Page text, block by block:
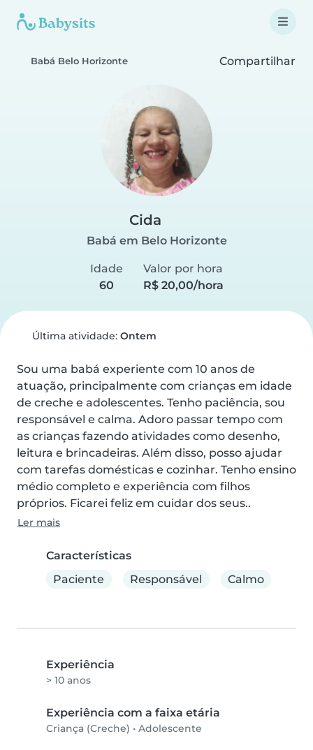
Babá Belo Horizonte Compartilhar
Cida
Babá em Belo Horizonte
Idade
60
Valor por hora
R$ 20,00/hora
Última atividade: Ontem
Sou uma babá experiente com 10 anos de
atuação, principalmente com crianças em idade
de creche e adolescentes. Tenho paciência, sou
responsável e calma. Adoro passar tempo com
as crianças fazendo atividades como desenho,
leitura e brincadeiras. Além disso, posso ajudar
com tarefas domésticas e cozinhar. Tenho ensino
médio completo e experiência com filhos
próprios. Ficarei feliz em cuidar dos seus..
Ler mais
Características
Paciente
Responsável Calmo
Experiência
> 10 anos
Experiência com a faixa etária
Criança (Creche) • Adolescente